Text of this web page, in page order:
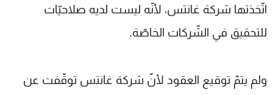
اتّخذتها شركة غانتس، لأنّه ليست لديه صلاحيّات
للتحقيق في الشّركات الخاصّة.
ولم يتمّ توقيع العقود لأنّ شركة غانتس توقّفت عن